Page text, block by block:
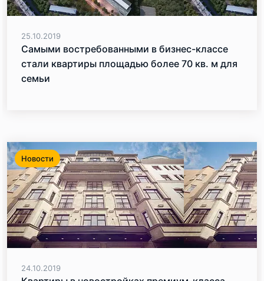
25.10.2019
Самыми востребованными в бизнес-классе
стали квартиры площадью более 70 кв. м для
семьи
Новости
24.10.2019